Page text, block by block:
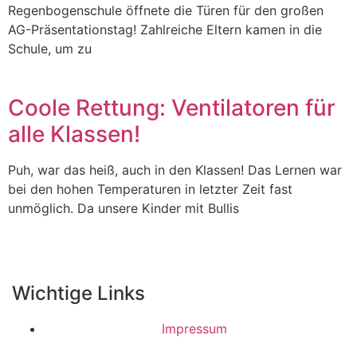
Regenbogenschule öffnete die Türen für den großen
AG-Präsentationstag! Zahlreiche Eltern kamen in die
Schule, um zu
Coole Rettung: Ventilatoren für
alle Klassen!
Puh, war das heiß, auch in den Klassen! Das Lernen war
bei den hohen Temperaturen in letzter Zeit fast
unmöglich. Da unsere Kinder mit Bullis
Wichtige Links
Impressum